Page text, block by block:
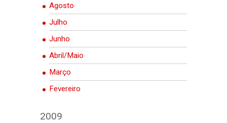
Agosto
Julho
Junho
Abril/Maio
Março
Fevereiro
2009